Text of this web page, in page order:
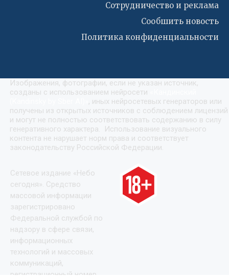
Сотрудничество и реклама
Сообшить новость
Политика конфиденциальности
Изображения, фотографии, если не указан источник,
созданы с использованием нейросети
, иных нейросетевых генераторов или
получены из открытых источников с соблюдением лицензий
и могут не полностью соответствовать содержанию в силу
генеративного характера. Использование визуального
контента не нарушает норм права и соответствует
законодательству Российской Федерации.
Сетевое издание «Небо
сегодня». Средство
массовой информации
зарегистрировано
Федеральной службой по
надзору в сфере связи,
информационных
технологий и массовых
коммуникаций,
регистрационный номер